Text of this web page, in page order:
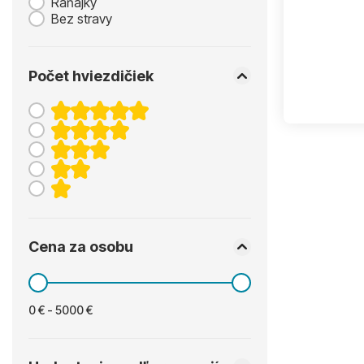
Bez stravy
Počet hviezdičiek
Cena za osobu
0 € - 5000 €